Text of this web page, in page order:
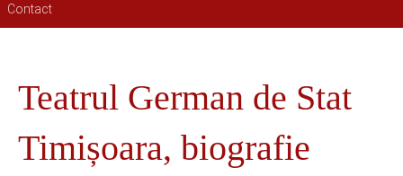
Contact
Teatrul German de Stat
Timișoara, biografie